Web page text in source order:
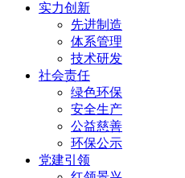
实力创新
先进制造
体系管理
技术研发
社会责任
绿色环保
安全生产
公益慈善
环保公示
党建引领